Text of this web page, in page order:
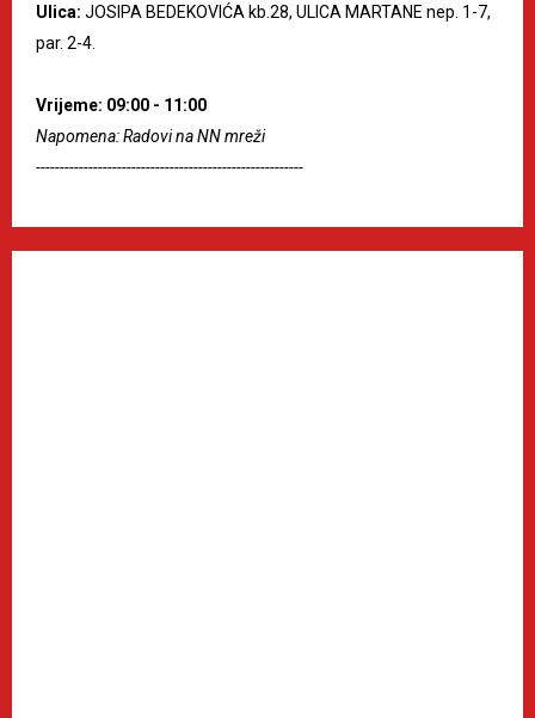
Ulica: JOSIPA BEDEKOVIĆA kb.28, ULICA MARTANE nep. 1-7,
par. 2-4.
Vrijeme: 09:00 - 11:00
Napomena: Radovi na NN mreži
--------------------------------------------------------